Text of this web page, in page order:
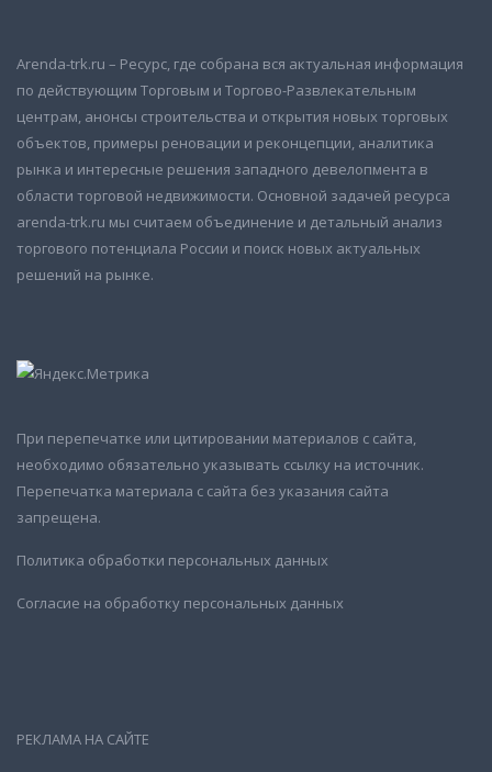
Arenda-trk.ru – Ресурс, где собрана вся актуальная информация
по действующим Торговым и Торгово-Развлекательным
центрам, анонсы строительства и открытия новых торговых
объектов, примеры реновации и реконцепции, аналитика
рынка и интересные решения западного девелопмента в
области торговой недвижимости. Основной задачей ресурса
arenda-trk.ru мы считаем объединение и детальный анализ
торгового потенциала России и поиск новых актуальных
решений на рынке.
При перепечатке или цитировании материалов с сайта,
необходимо обязательно указывать ссылку на источник.
Перепечатка материала с сайта без указания сайта
запрещена.
Политика обработки персональных данных
Согласие на обработку персональных данных
РЕКЛАМА НА САЙТЕ